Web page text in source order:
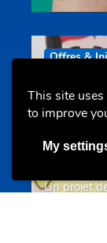
This site
to improve
My
Offres &
Un projet